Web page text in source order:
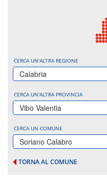
CERCA UN'ALTRA REGIONE
Calabria
CERCA UN'ALTRA PROVINCIA
Vibo Valentia
CERCA UN COMUNE
Soriano Calabro
TORNA AL COMUNE